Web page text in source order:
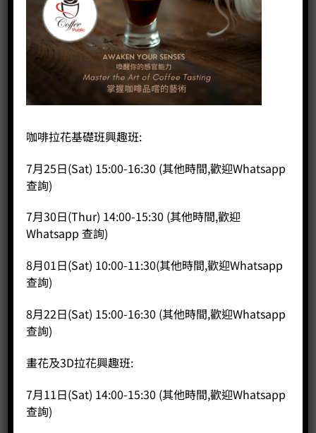
/ 咖啡器具
280.00 Original
price
HK$280.00.
252.00Current
price
HK$252.00.
Mr Clever 聰明壺 數量
加入購物車
咖啡拉花基礎班興趣班:
7月25日(Sat) 15:00-16:30 (其他時間,歡迎Whatsapp
查詢)
7月30日(Thur) 14:00-15:30 (其他時間,歡迎
Whatsapp 查詢)
8月01日(Sat) 10:00-11:30(其他時間,歡迎Whatsapp
查詢)
8月22日(Sat) 15:00-16:30 (其他時間,歡迎Whatsapp
查詢)
畫花及3D拉花興趣班:
7月11日(Sat) 14:00-15:30 (其他時間,歡迎Whatsapp
查詢)